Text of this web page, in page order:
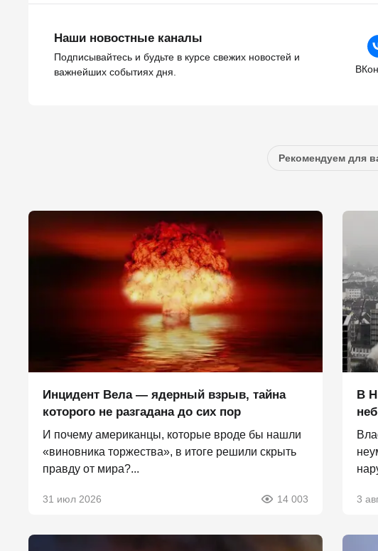
Наши новостные каналы
Подписывайтесь и будьте в курсе свежих новостей и
важнейших событиях дня.
Рекомендуем для
Инцидент Вела — ядерный взрыв, тайна
которого не разгадана до сих пор
И почему американцы, которые вроде бы нашли
«виновника торжества», в итоге решили скрыть
правду от мира?...
31 июл 2026 14 003
В
3